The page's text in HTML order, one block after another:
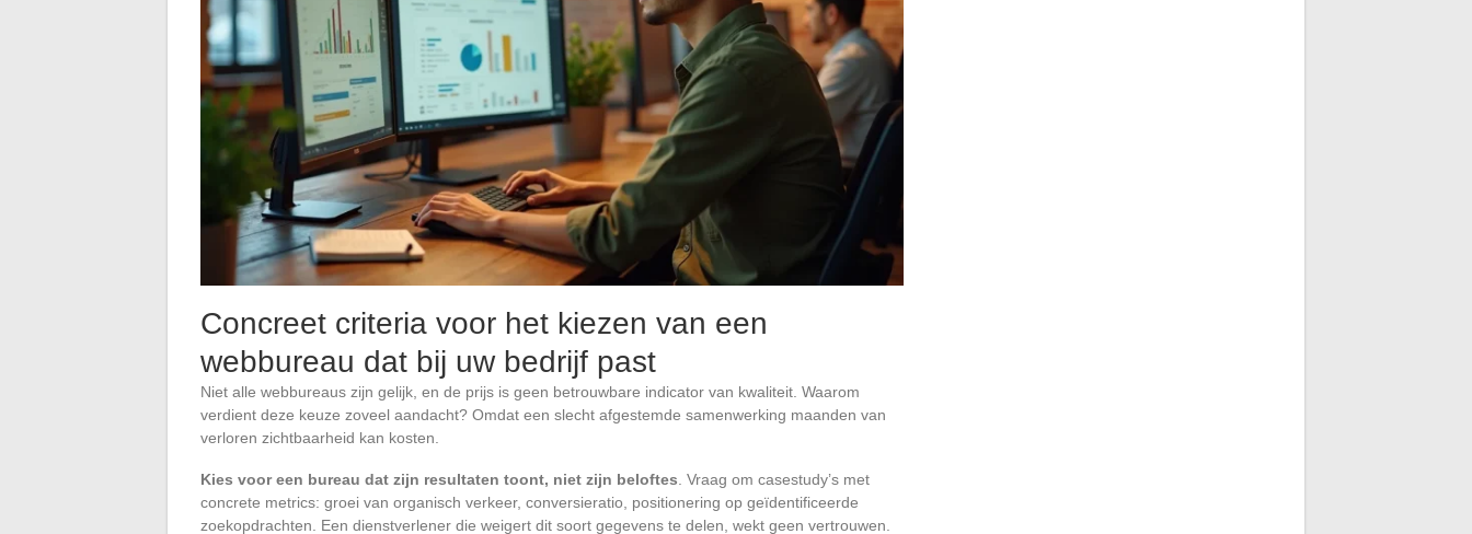
Concreet criteria voor het kiezen van een
webbureau dat bij uw bedrijf past
Niet alle webbureaus zijn gelijk, en de prijs is geen betrouwbare indicator van kwaliteit. Waarom
verdient deze keuze zoveel aandacht? Omdat een slecht afgestemde samenwerking maanden van
verloren zichtbaarheid kan kosten.
Kies voor een bureau dat zijn resultaten toont, niet zijn beloftes . Vraag om casestudy’s met
concrete metrics: groei van organisch verkeer, conversieratio, positionering op geïdentificeerde
zoekopdrachten. Een dienstverlener die weigert dit soort gegevens te delen, wekt geen vertrouwen.